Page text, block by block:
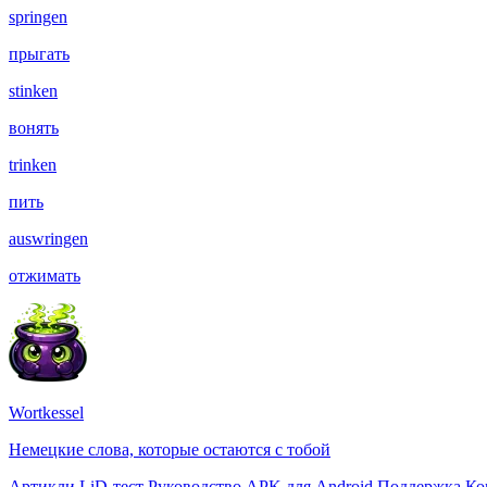
springen
прыгать
stinken
вонять
trinken
пить
auswringen
отжимать
Wortkessel
Немецкие слова, которые остаются с тобой